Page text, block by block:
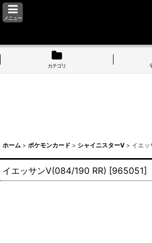
メニュー
カテゴリ
ホーム > ポケモンカード > シャイニスターV > イエッ
イエッサンV(084/190 RR) [965051]